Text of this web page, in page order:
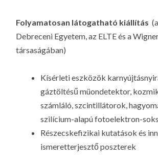
Folyamatosan látogatható kiállítás
Debreceni Egyetem, az ELTE és a
társaságában)
Kísérleti eszközök
gáztöltésű müondetektor,
számláló, szcintillátorok,
szilícium-alapú fotoelektron-
Részecskefizikai kutatások és
ismeretterjesztő poszterek